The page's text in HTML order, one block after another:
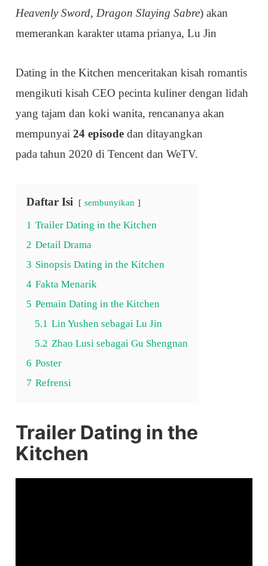
Heavenly Sword, Dragon Slaying Sabre) akan
memerankan karakter utama prianya, Lu Jin
Dating in the Kitchen menceritakan kisah romantis
mengikuti kisah CEO pecinta kuliner dengan lidah
yang tajam dan koki wanita, rencananya akan
mempunyai24 episode dan ditayangkan
pada tahun 2020 di Tencent dan WeTV.
Daftar Isi sembunyikan
1 Trailer Dating in the Kitchen
2 Detail Drama
3 Sinopsis Dating in the Kitchen
4 Fakta Menarik
5 Pemain Dating in the Kitchen
5.1 Lin Yushen sebagai Lu Jin
5.2 Zhao Lusi sebagai Gu Shengnan
6 Poster
7 Refrensi
Trailer Dating in the
Kitchen